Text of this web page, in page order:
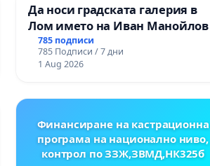
Да носи градската галерия в
Лом името на Иван Манойлов
785 подписи
785 Подписи / 7 дни
1 Aug 2026
Финансиране на кастрационна
програма на национално ниво,
контрол по ЗЗЖ,ЗВМД,НК325б